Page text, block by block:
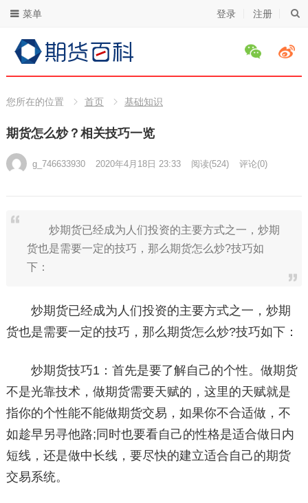
登录 注册
菜单
您所在的位置 首页 基础知识
期货怎么炒？相关技巧一览
g_746633930 2020年4月18日 23:33 阅读(524) 评论(0)
炒期货已经成为人们投资的主要方式之一，炒期
货也是需要一定的技巧，那么期货怎么炒?技巧如
下：
炒期货已经成为人们投资的主要方式之一，炒期
货也是需要一定的技巧，那么期货怎么炒?技巧如下：
炒期货技巧1：首先是要了解自己的个性。做期货
不是光靠技术，做期货需要天赋的，这里的天赋就是
指你的个性能不能做期货交易，如果你不合适做，不
如趁早另寻他路;同时也要看自己的性格是适合做日内
短线，还是做中长线，要尽快的建立适合自己的期货
交易系统。